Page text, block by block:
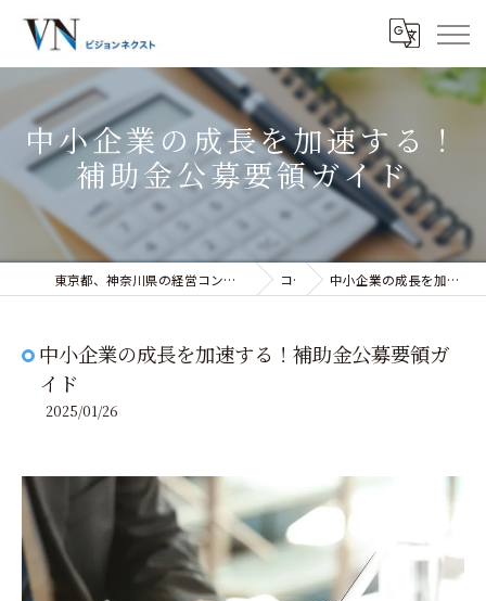
中小企業の成長を加速する！
補助金公募要領ガイド
東京都、神奈川県の経営コンサルティングなら株式会社ビジョンネクスト コラム 中小企業の成長を加速する！補助金公募要領ガイド
中小企業の成長を加速する！補助金公募要領ガ
イド
2025/01/26